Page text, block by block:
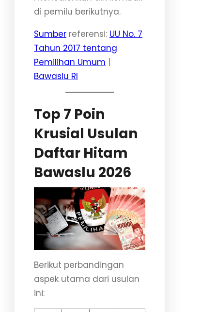
di pemilu berikutnya.
Sumber referensi: UU No. 7
Tahun 2017 tentang
Pemilihan Umum |
Bawaslu RI
Top 7 Poin
Krusial Usulan
Daftar Hitam
Bawaslu 2026
Berikut perbandingan
aspek utama dari usulan
ini: